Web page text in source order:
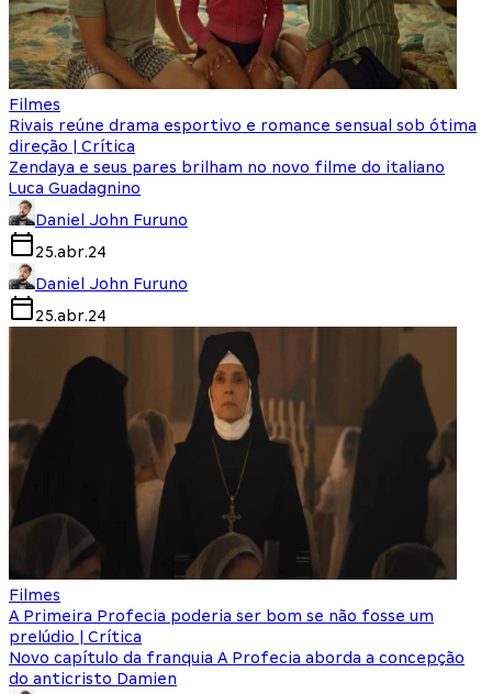
Filmes
Rivais reúne drama esportivo e romance sensual sob ótima
direção | Crítica
Zendaya e seus pares brilham no novo filme do italiano
Luca Guadagnino
Daniel John Furuno
25.abr.24
Daniel John Furuno
25.abr.24
Filmes
A Primeira Profecia poderia ser bom se não fosse um
prelúdio | Crítica
Novo capítulo da franquia A Profecia aborda a concepção
do anticristo Damien